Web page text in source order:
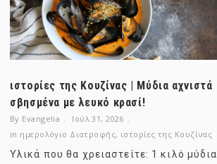
ιστορίες της Κουζίνας | Μύδια αχνιστά
σβησμένα με λευκό κρασί!
By Evangelia
Ιούλ 31, 2026
in ημερολόγιο Διατροφής, ιστορίες της Κουζίνας
Υλικά που θα χρειαστείτε: 1 κιλό μύδια